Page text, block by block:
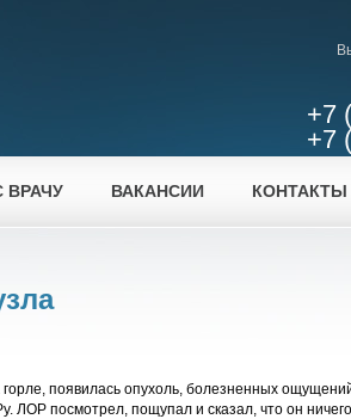
+7
+7
ВРАЧУ ВАКАНСИИ КОНТАКТЫ
появилась опухоль, болезненных
ЛОР посмотрел, пощупал и сказал, что он